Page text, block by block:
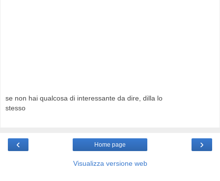
se non hai qualcosa di interessante da dire, dilla lo
stesso
‹ ›
Home page
Visualizza versione web